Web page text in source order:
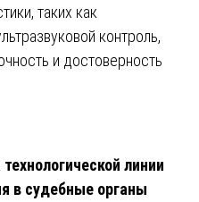
таких как
контроль,
и достоверность
линии
в судебные органы